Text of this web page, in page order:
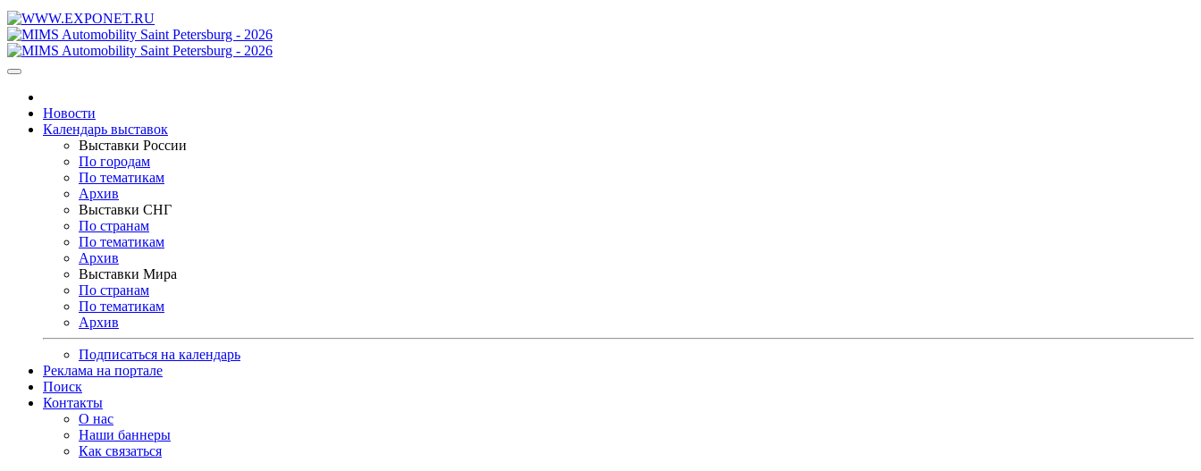
Новости
Календарь выставок
Выставки России
По городам
По тематикам
Архив
Выставки СНГ
По странам
По тематикам
Архив
Выставки Мира
По странам
По тематикам
Архив
Подписаться на календарь
Реклама на портале
Поиск
Контакты
О нас
Наши баннеры
Как связаться